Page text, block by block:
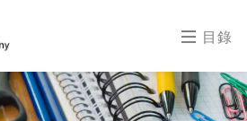
目錄